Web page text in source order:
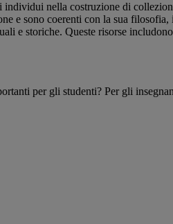
individui nella costruzione di
e sono coerenti con la sua
e storiche. Queste risorse
per gli studenti? Per gli